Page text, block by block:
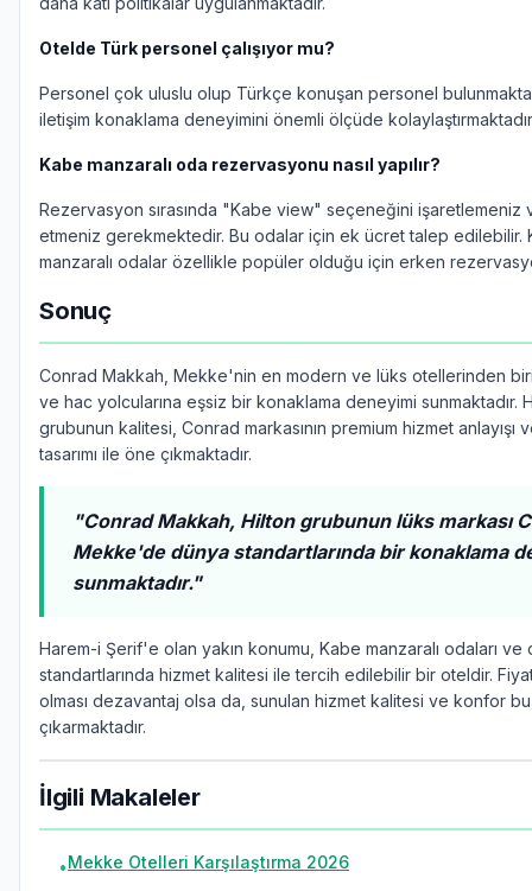
Otelde Türk personel çalışıyor mu?
Personel çok uluslu olup Türkçe konuşan personel
iletişim konaklama deneyimini önemli ölçüde
Kabe manzaralı oda rezervasyonu nasıl yapılır?
Rezervasyon sırasında "Kabe view" seçeneğini işaretlemeniz
etmeniz gerekmektedir. Bu odalar için ek ücret talep edilebilir.
manzaralı odalar özellikle popüler olduğu için erken
Sonuç
Conrad Makkah, Mekke'nin en modern ve lüks otellerinden
ve hac yolcularına eşsiz bir konaklama deneyimi sunmaktadır.
grubunun kalitesi, Conrad markasının premium hizmet anlayışı
tasarımı ile öne çıkmaktadır.
"Conrad Makkah, Hilton grubunun lüks markası
Mekke'de dünya standartlarında bir konaklama
sunmaktadır."
Harem-i Şerif'e olan yakın konumu, Kabe manzaralı odaları ve
standartlarında hizmet kalitesi ile tercih edilebilir bir oteldir.
olması dezavantaj olsa da, sunulan hizmet kalitesi ve konfor bu
çıkarmaktadır.
İlgili Makaleler
•Mekke Otelleri Karşılaştırma 2026